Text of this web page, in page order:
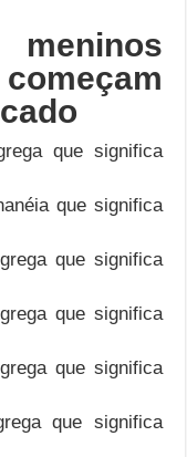
que significa
que significa
que significa
que significa
que significa
que significa